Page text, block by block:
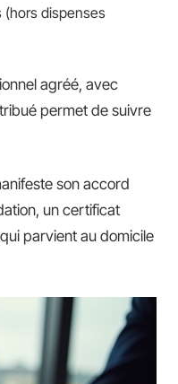
(hors dispenses
agréé, avec
permet de suivre
son accord
un certificat
parvient au domicile